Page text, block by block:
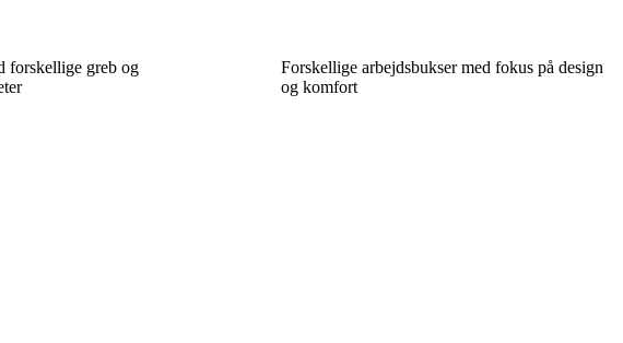
forskellige greb og
Forskellige arbejdsbukser med fokus på design
og komfort